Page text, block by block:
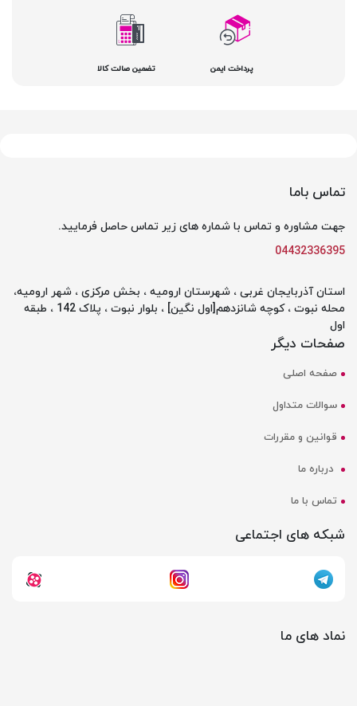
پرداخت ایمن تضمین صالت کالا
تماس باما
جهت مشاوره و تماس با شماره های زیر تماس حاصل فرمایید.
04432336395
استان آذربایجان غربی ، شهرستان ارومیه ، بخش مرکزی ، شهر ارومیه،
محله نبوت ، کوچه شانزدهم[اول نگین] ، بلوار نبوت ، پلاک 142 ، طبقه
اول
صفحات دیگر
صفحه اصلی
سوالات متداول
قوانین و مقررات
درباره ما
تماس با ما
شبکه های اجتماعی
نماد های ما